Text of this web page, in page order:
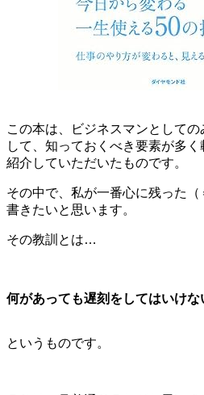
この本は、ビジネスマンとして
して、知っておくべき要素が多
紹介していただいたものです。
その中で、私が一番心に残った
書きたいと思います。
その教訓とは…
何があっても遅刻をしてはいけな
というものです。